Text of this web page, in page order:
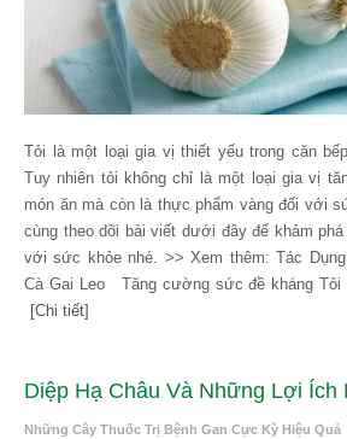
Tỏi là một loại gia vị thiết yếu trong căn
Tuy nhiên tỏi không chỉ là một loại gia vị
món ăn mà còn là thực phẩm vàng đối với
cùng theo dõi bài viết dưới đây để khảm
với sức khỏe nhé. >> Xem thêm: Tác
Cà Gai Leo Tăng cường sức đề kháng Tỏi
[Chi tiết]
Diệp Hạ Châu Và Những Lợi Ích
Những Cây Thuốc Trị Bệnh Gan Cực Kỳ Hiệu Quả